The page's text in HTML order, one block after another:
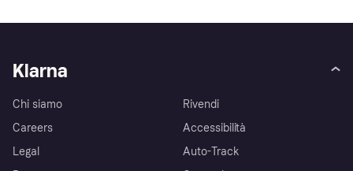
Klarna
Chi siamo
Careers
Legal
Rivendi
Accessibilità
Auto-Track